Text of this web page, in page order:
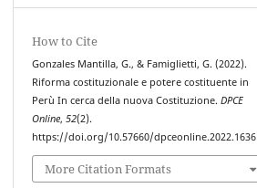
How to Cite
Gonzales Mantilla, G., & Famiglietti, G. (2022).
Riforma costituzionale e potere costituente in
Perù In cerca della nuova Costituzione.DPCE
Online,52(2).
https://doi.org/10.57660/dpceonline.2022.1636
More Citation Formats